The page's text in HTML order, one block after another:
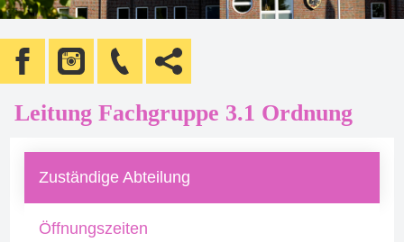
Leitung Fachgruppe 3.1 Ordnung
Zuständige Abteilung
Öffnungszeiten